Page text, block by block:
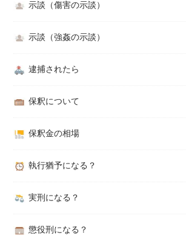
示談（傷害の示談）
示談（強姦の示談）
逮捕されたら
保釈について
保釈金の相場
執行猶予になる？
実刑になる？
懲役刑になる？